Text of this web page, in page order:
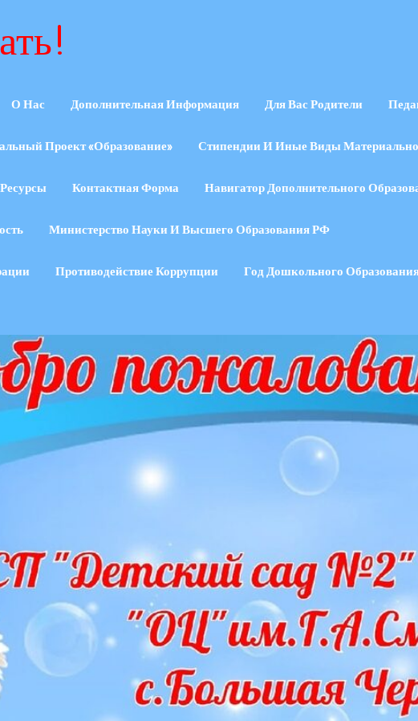
О Нас Дополнительная Информация Для Вас Родители
Проект «Образование» Стипендии И Иные Виды
Контактная Форма Навигатор Дополнительного
Министерство Науки И Высшего Образования РФ
Противодействие Коррупции Год Дошкольного